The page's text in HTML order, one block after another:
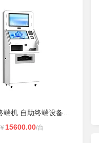
￥ 15600.00/台